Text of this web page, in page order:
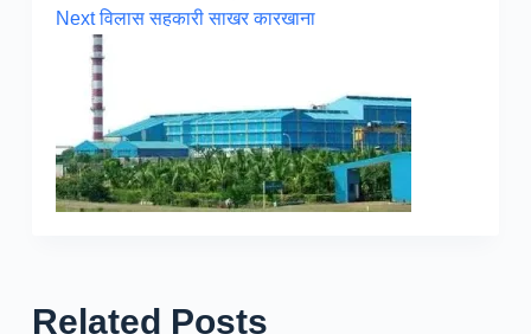
Nextविलास सहकारी साखर कारखाना
Related Posts